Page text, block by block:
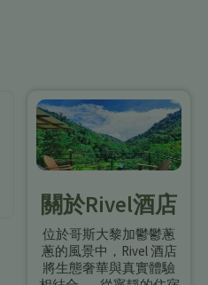
關於Rivel酒店
位於哥斯大黎加鬱鬱蔥
蔥的風景中，Rivel 酒店
將生態奢華與真實體驗